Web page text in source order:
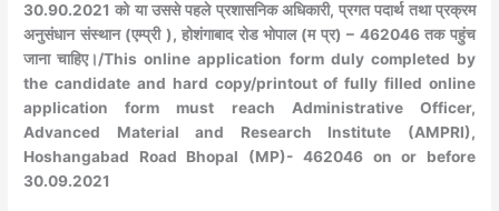
30.90.2021 को या उससे पहले प्रशासनिक अधिकारी, प्रगत पदार्थ तथा प्रक्रम
अनुसंधान संस्थान (एम्प्री ), होशंगाबाद रोड भोपाल (म प्र) – 462046 तक पहुंच
जाना चाहिए।/This online application form duly completed by
the candidate and hard copy/printout of fully filled online
application form must reach Administrative Officer,
Advanced Material and Research Institute (AMPRI),
Hoshangabad Road Bhopal (MP)- 462046 on or before
30.09.2021